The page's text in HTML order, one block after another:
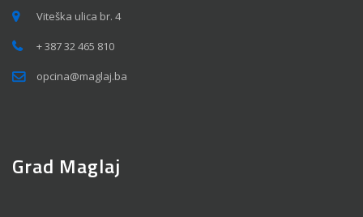
Viteška ulica br. 4
+ 387 32 465 810
opcina@maglaj.ba
Grad Maglaj